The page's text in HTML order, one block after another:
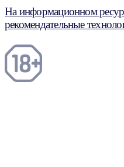
На информационном
рекомендательные